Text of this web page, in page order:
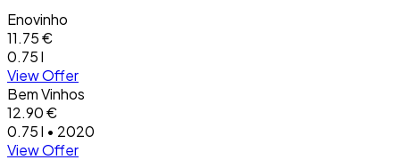
Enovinho
11.75 €
0.75 l
View Offer
Bem Vinhos
12.90 €
0.75 l • 2020
View Offer